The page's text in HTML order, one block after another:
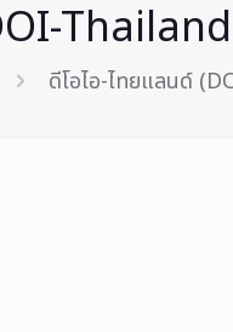
ดีโอไอ-ไทยแลนด์